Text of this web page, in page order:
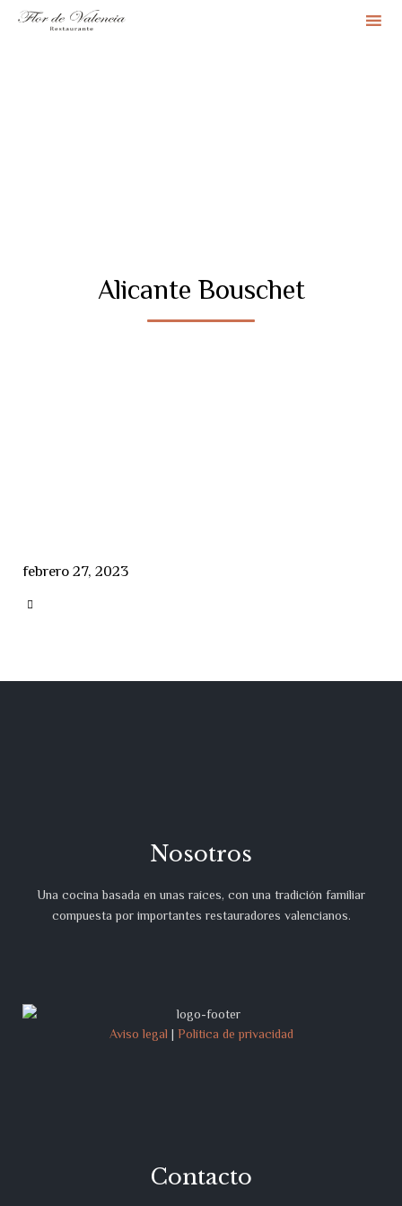
Alicante Bouschet
febrero 27, 2023

Nosotros
Una cocina basada en unas raíces, con una tradición familiar
compuesta por importantes restauradores valencianos.
Aviso legal | Política de privacidad
Contacto